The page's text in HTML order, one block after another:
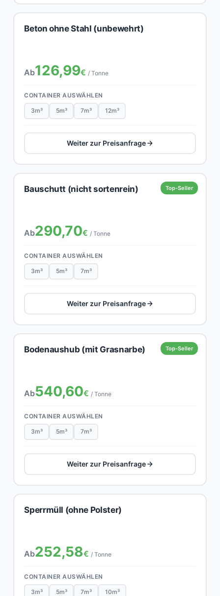
Beton ohne Stahl (unbewehrt)
Ab126,99€ / Tonne
CONTAINER AUSWÄHLEN
3m³ 5m³ 7m³ 12m³
Weiter zur Preisanfrage
Top-Seller
Bauschutt (nicht sortenrein)
Ab290,70€ / Tonne
CONTAINER AUSWÄHLEN
3m³ 5m³ 7m³
Weiter zur Preisanfrage
Top-Seller
Bodenaushub (mit Grasnarbe)
Ab540,60€ / Tonne
CONTAINER AUSWÄHLEN
3m³ 5m³ 7m³
Weiter zur Preisanfrage
Sperrmüll (ohne Polster)
Ab252,58€ / Tonne
CONTAINER AUSWÄHLEN
3m³ 5m³ 7m³ 10m³